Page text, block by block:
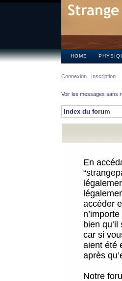
HOME
Connexion Inscription
Voir les messages sans
Index du forum
En
accéder
bien
car si
aient été
après
Notre